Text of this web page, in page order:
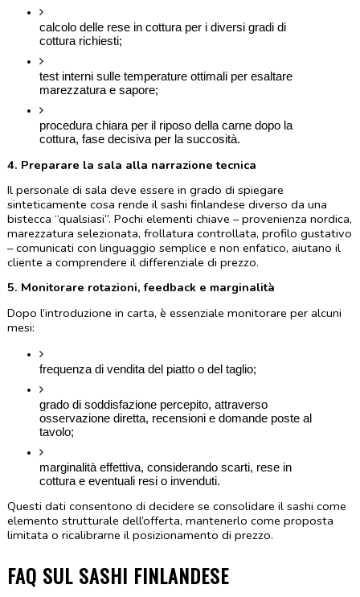
calcolo delle rese in cottura per i diversi gradi di
cottura richiesti;
test interni sulle temperature ottimali per esaltare
marezzatura e sapore;
procedura chiara per il riposo della carne dopo la
cottura, fase decisiva per la succosità.
4. Preparare la sala alla narrazione tecnica
Il personale di sala deve essere in grado di spiegare
sinteticamente cosa rende il sashi finlandese diverso da una
bistecca “qualsiasi”. Pochi elementi chiave – provenienza nordica,
marezzatura selezionata, frollatura controllata, profilo gustativo
– comunicati con linguaggio semplice e non enfatico, aiutano il
cliente a comprendere il differenziale di prezzo.
5. Monitorare rotazioni, feedback e marginalità
Dopo l’introduzione in carta, è essenziale monitorare per alcuni
mesi:
frequenza di vendita del piatto o del taglio;
grado di soddisfazione percepito, attraverso
osservazione diretta, recensioni e domande poste al
tavolo;
marginalità effettiva, considerando scarti, rese in
cottura e eventuali resi o invenduti.
Questi dati consentono di decidere se consolidare il sashi come
elemento strutturale dell’offerta, mantenerlo come proposta
limitata o ricalibrarne il posizionamento di prezzo.
FAQ SUL SASHI FINLANDESE